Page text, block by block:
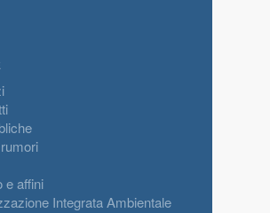
e affini
Integrata Ambientale